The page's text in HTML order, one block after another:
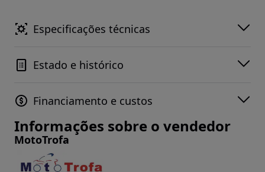
Especificações técnicas
Estado e histórico
Financiamento e custos
Informações sobre o vendedor
MotoTrofa